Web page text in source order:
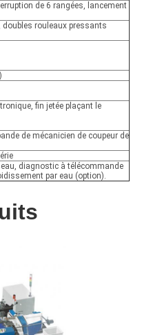
de 6 rangées, lancement
rouleaux pressants
fin jetée plaçant le
de mécanicien de coupeur de
diagnostic à télécommande
par eau (option).